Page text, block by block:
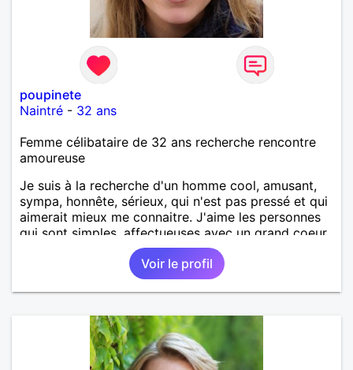
poupinete
Naintré - 32 ans
Femme célibataire de 32 ans recherche rencontre
amoureuse
Je suis à la recherche d'un homme cool, amusant,
sympa, honnête, sérieux, qui n'est pas pressé et qui
aimerait mieux me connaitre. J'aime les personnes
qui sont simples, affectueuses avec un grand coeur.
Voir le profil